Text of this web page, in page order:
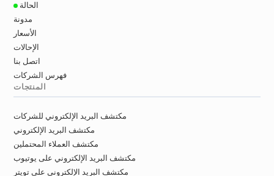
الحالة
مدونة
الأسعار
الإحالات
اتصل بنا
فهرس الشركات
المنتجات
مكتشف البريد الإلكتروني للشركات
مكتشف البريد الإلكتروني
مكتشف العملاء المحتملين
مكتشف البريد الإلكتروني على يوتيوب
مكتشف البريد الإلكتروني على تويتر